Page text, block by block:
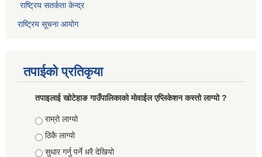
राष्ट्रिय सतर्कता केन्द्र
राष्ट्रिय सूचना आयोग
तपाईको प्रतिकृया
तपाइलाई खोटेहाङ गाउँपालिकाको माेवाईल एप्लिकेशन कस्तो लाग्यो ?
Choices
राम्रो लाग्यो
ठिकै लाग्यो
सुधार गर्नु पर्ने धरै देखियाे